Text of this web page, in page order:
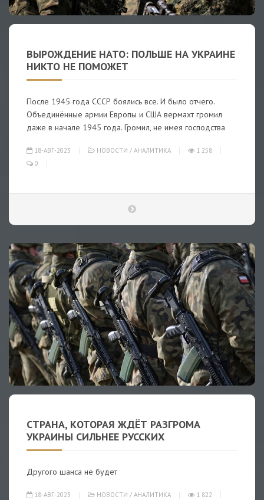
ВЫРОЖДЕНИЕ НАТО: ПОЛЬШЕ НА УКРАИНЕ
НИКТО НЕ ПОМОЖЕТ
После 1945 года СССР боялись все. И было отчего.
Объединённые армии Европы и США вермахт громил
даже в начале 1945 года. Громил, не имея господства
18-АВГ-2023 НОВОСТИ / АНАЛИТИКА
1 258
0
СТРАНА, КОТОРАЯ ЖДЁТ РАЗГРОМА
УКРАИНЫ СИЛЬНЕЕ РУССКИХ
Другого шанса не будет
18-АВГ-2023 НОВОСТИ / АНАЛИТИКА 1 822